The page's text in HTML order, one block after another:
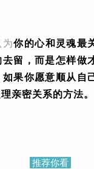
为你的心和灵魂最
留，而是怎样做
果你愿意顺从自
亲密关系的方法。
推荐你看